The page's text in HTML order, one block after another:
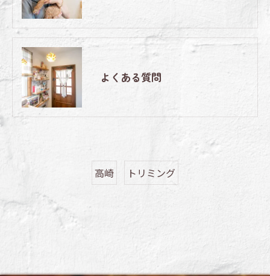
よくある質問
高崎 トリミング